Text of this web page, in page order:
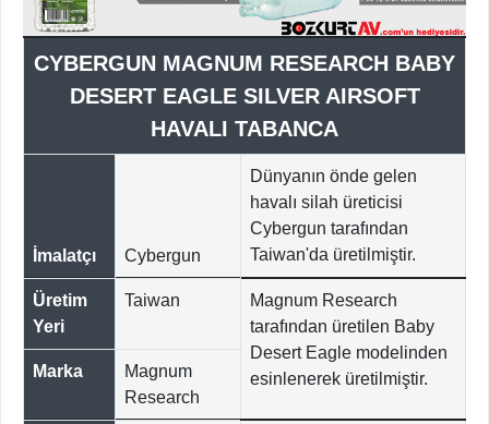
CYBERGUN MAGNUM RESEARCH BABY
DESERT EAGLE SILVER AIRSOFT
HAVALI TABANCA
İmalatçı Cybergun
Dünyanın önde gelen
havalı silah üreticisi
Cybergun tarafından
Taiwan'da üretilmiştir.
Üretim
Yeri
Taiwan
Magnum Research
tarafından üretilen Baby
Desert Eagle modelinden
esinlenerek üretilmiştir.
Marka
Magnum
Research